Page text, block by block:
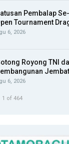
Pembalap
Tournament
6, 2026
Royong TNI
6, 2026
1 of 464